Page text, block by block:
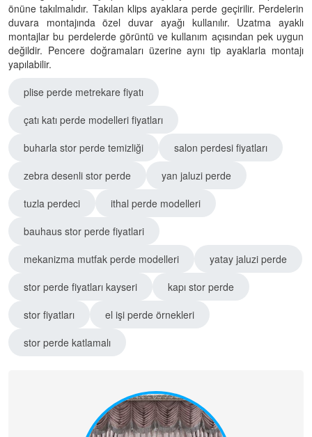
önüne takılmalıdır. Takılan klips ayaklara perde geçirilir. Perdelerin
duvara montajında özel duvar ayağı kullanılır. Uzatma ayaklı
montajlar bu perdelerde görüntü ve kullanım açısından pek uygun
değildir. Pencere doğramaları üzerine aynı tip ayaklarla montajı
yapılabilir.
plise perde metrekare fiyatı
çatı katı perde modelleri fiyatları
buharla stor perde temizliği
salon perdesi fiyatları
zebra desenli stor perde
yan jaluzi perde
tuzla perdeci
ithal perde modelleri
bauhaus stor perde fiyatlari
mekanizma mutfak perde modelleri
yatay jaluzi perde
stor perde fiyatları kayseri
kapı stor perde
stor fiyatları
el işi perde örnekleri
stor perde katlamalı